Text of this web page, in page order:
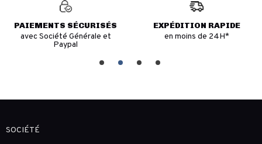
PAIEMENTS SÉCURISÉS
avec Société Générale et
Paypal
EXPÉDITION RAPIDE
en moins de 24H*
SOCIÉTÉ